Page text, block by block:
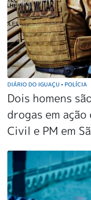
DIÁRIO DO IGUAÇU • POLÍCIA
Dois homens
drogas em
Civil e PM em